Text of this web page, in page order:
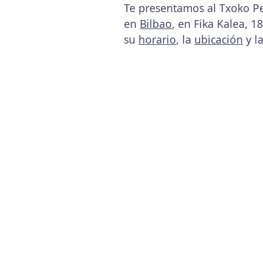
Te presentamos al Txoko
en Bilbao, en Fika Kalea,
su horario, la ubicación y